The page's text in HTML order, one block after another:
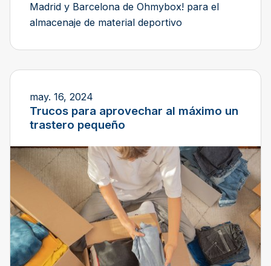
Madrid y Barcelona de Ohmybox! para el
almacenaje de material deportivo
may. 16, 2024
Trucos para aprovechar al máximo un
trastero pequeño